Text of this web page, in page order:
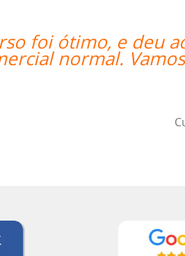
a oportunidade de
empresa como